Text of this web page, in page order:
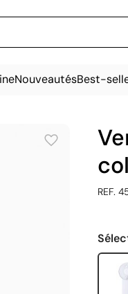
NouveautésBest-
REF.